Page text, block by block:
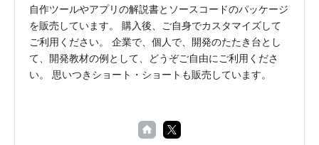
自作ツールやアプリの解説書とソースコードのパッケージ
を販売しています。 購入後、ご自身でカスタマイズして
ご利用ください。 企業で、個人で、開発のたたき台とし
て、開発教材の例として、どうぞご自由にご利用くださ
い。 思いつきショート・ショートも販売しています。